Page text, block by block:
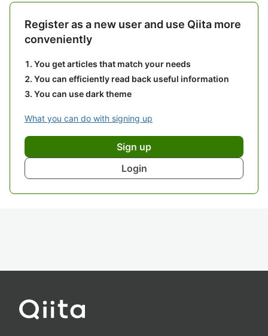
Register as a new user and use Qiita more
conveniently
You get articles that match your needs
You can efficiently read back useful information
You can use dark theme
What you can do with signing up
Sign up
Login